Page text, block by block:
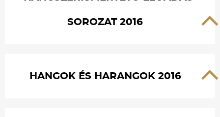
SOROZAT 2016
HANGOK ÉS HARANGOK 2016